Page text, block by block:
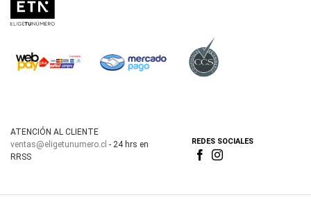
ATENCIÓN AL CLIENTE
ventas@eligetunumero.cl - 24 hrs en
RRSS
REDES SOCIALES